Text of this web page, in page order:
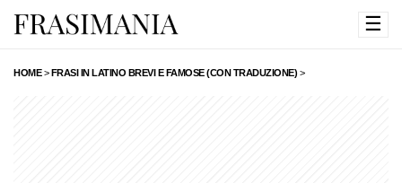
☰
HOME>FRASI IN LATINO BREVI E FAMOSE (CON TRADUZIONE) >